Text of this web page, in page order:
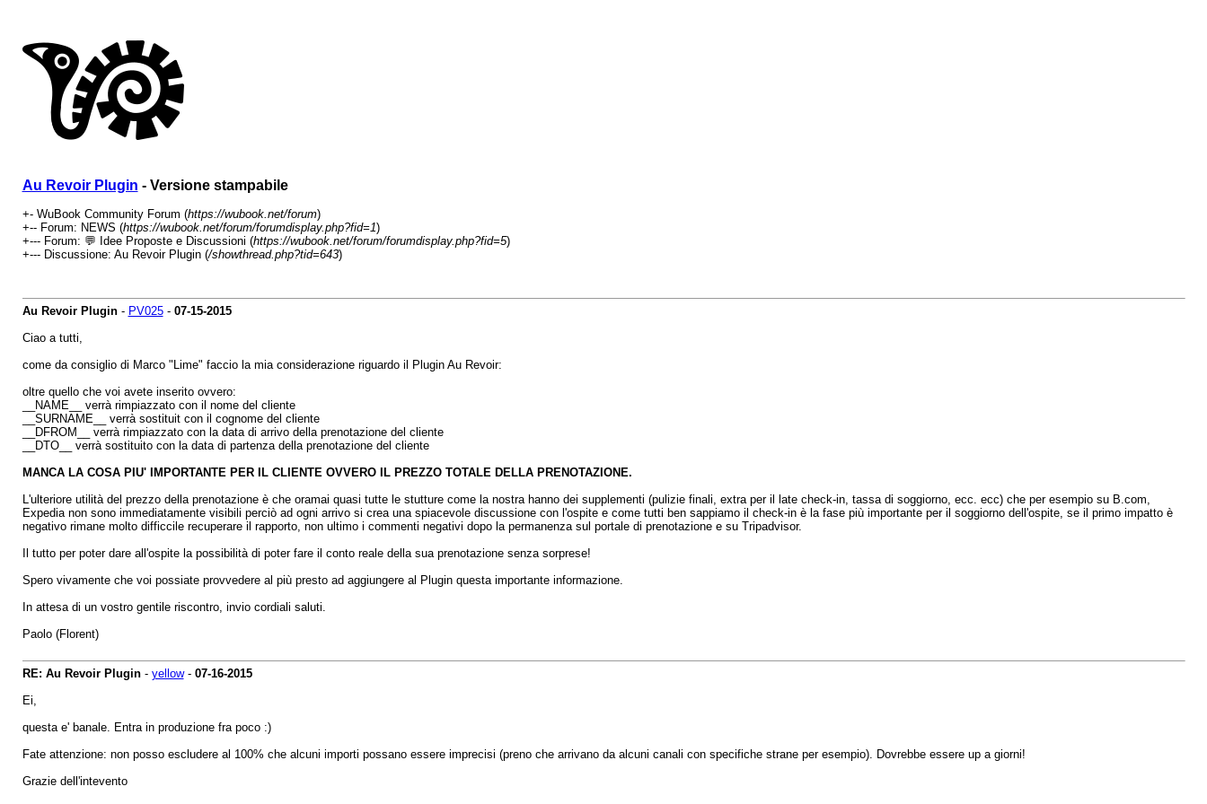
Au Revoir Plugin - Versione stampabile
+- WuBook Community Forum (https://wubook.net/forum)
+-- Forum: NEWS (https://wubook.net/forum/forumdisplay.php?fid=1)
+--- Forum: 💬 Idee Proposte e Discussioni (https://wubook.net/forum/forumdisplay.php?fid=5)
+--- Discussione: Au Revoir Plugin (/showthread.php?tid=643)
Au Revoir Plugin- PV025- 07-15-2015
Ciao a tutti,
come da consiglio di Marco "Lime" faccio la mia considerazione riguardo il Plugin Au Revoir:
oltre quello che voi avete inserito ovvero:
__NAME__ verrà rimpiazzato con il nome del cliente
__SURNAME__ verrà sostituit con il cognome del cliente
__DFROM__ verrà rimpiazzato con la data di arrivo della prenotazione del cliente
__DTO__ verrà sostituito con la data di partenza della prenotazione del cliente
MANCA LA COSA PIU' IMPORTANTE PER IL CLIENTE OVVERO IL PREZZO TOTALE DELLA PRENOTAZIONE.
L'ulteriore utilità del prezzo della prenotazione è che oramai quasi tutte le stutture come la nostra hanno dei supplementi (pulizie finali, extra per il late check-in, tassa di soggiorno, ecc. ecc) che per esempio su B.com,
Expedia non sono immediatamente visibili perciò ad ogni arrivo si crea una spiacevole discussione con l'ospite e come tutti ben sappiamo il check-in è la fase più importante per il soggiorno dell'ospite, se il primo impatto è
negativo rimane molto difficcile recuperare il rapporto, non ultimo i commenti negativi dopo la permanenza sul portale di prenotazione e su Tripadvisor.
Il tutto per poter dare all'ospite la possibilità di poter fare il conto reale della sua prenotazione senza sorprese!
Spero vivamente che voi possiate provvedere al più presto ad aggiungere al Plugin questa importante informazione.
In attesa di un vostro gentile riscontro, invio cordiali saluti.
Paolo (Florent)
RE: Au Revoir Plugin- yellow- 07-16-2015
Ei,
questa e' banale. Entra in produzione fra poco :)
Fate attenzione: non posso escludere al 100% che alcuni importi possano essere imprecisi (preno che arrivano da alcuni canali con specifiche strane per esempio). Dovrebbe essere up a giorni!
Grazie dell'intevento